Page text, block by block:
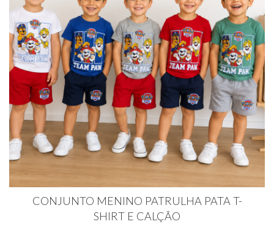
CONJUNTO MENINO PATRULHA PATA T-
SHIRT E CALÇÃO